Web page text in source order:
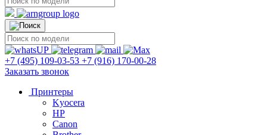
+7 (495) 109-03-53 +7 (916) 170-00-28
Заказать звонок
Принтеры
Kyocera
HP
Canon